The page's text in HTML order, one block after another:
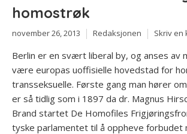
homostrøk
november 26, 2013 Redaksjonen Skriv en
Berlin er en svært liberal by, og anses av
være europas uoffisielle hovedstad for
transseksuelle. Første gang man hører
er så tidlig som i 1897 da dr. Magnus
Brand startet De Homofiles
tyske parlamentet til å oppheve forbudet